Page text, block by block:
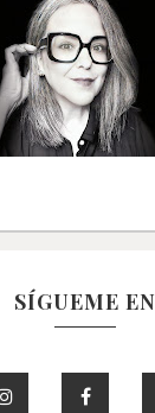
SÍGUEME EN